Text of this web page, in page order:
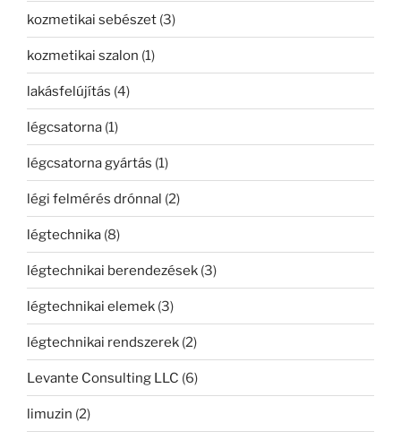
kozmetikai sebészet (3)
kozmetikai szalon (1)
lakásfelújítás (4)
légcsatorna (1)
légcsatorna gyártás (1)
légi felmérés drónnal (2)
légtechnika (8)
légtechnikai berendezések (3)
légtechnikai elemek (3)
légtechnikai rendszerek (2)
Levante Consulting LLC (6)
limuzin (2)